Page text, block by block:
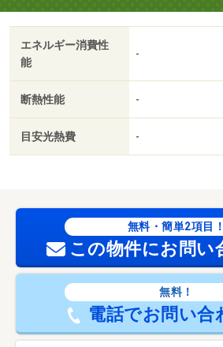
エネルギー消費性
能
-
断熱性能 -
目安光熱費 -
無料・簡単2項目！
この物件にお問い
無料！
電話でお問い合